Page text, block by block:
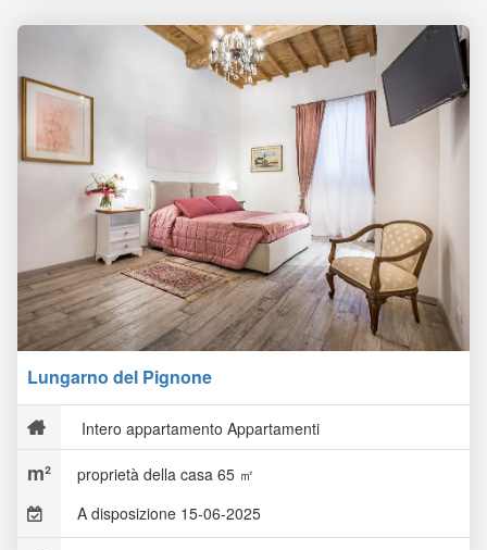
Lungarno del Pignone
Intero appartamento Appartamenti
proprietà della casa 65 ㎡
A disposizione 15-06-2025